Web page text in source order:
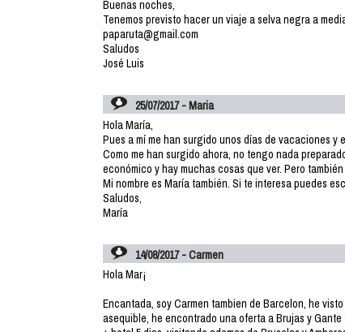
Buenas noches,
Tenemos previsto hacer un viaje a selva negra a
paparuta@gmail.com
Saludos
José Luis
25/07/2017 - Maria
Hola María,
Pues a mí me han surgido unos días de vacaciones
Como me han surgido ahora, no tengo nada
económico y hay muchas cosas que ver. Pero
Mi nombre es María también. Si te interesa puedes
Saludos,
María
14/08/2017 - Carmen
Hola Mar¡
Encantada, soy Carmen tambien de Barcelon, he
asequible, he encontrado una oferta a Brujas y Gante